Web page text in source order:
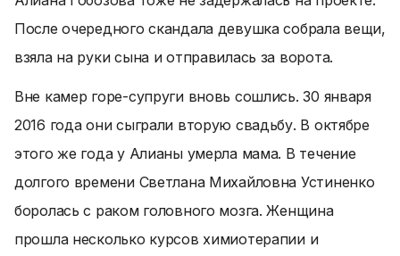
После очередного скандала девушка собрала вещи,
взяла на руки сына и отправилась за ворота.
Вне камер горе-супруги вновь сошлись. 30 января
2016 года они сыграли вторую свадьбу. В октябре
этого же года у Алианы умерла мама. В течение
долгого времени Светлана Михайловна Устиненко
боролась с раком головного мозга. Женщина
прошла несколько курсов химиотерапии и